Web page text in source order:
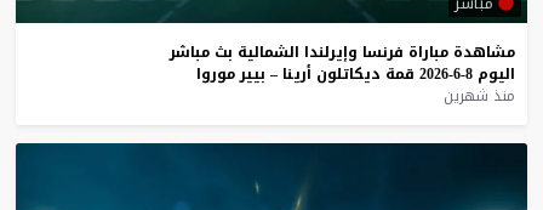
مشاهدة مباراة فرنسا وإيرلندا الشمالية بث مباشر
اليوم 8-6-2026 قمة ديكاتلون أرينا – بييرموروا
منذ شهرين